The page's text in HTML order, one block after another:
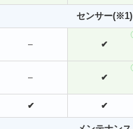
センサー(※1)
– ✔
– ✔
✔ ✔